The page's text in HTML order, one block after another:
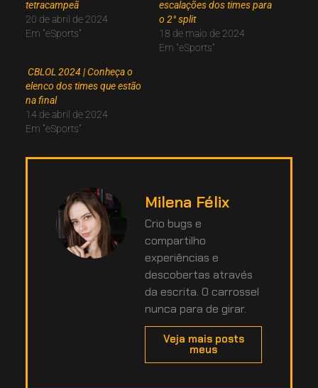
tetracampeã
20 de abril de 2024
Em "eSports"
escalações dos times para
o 2° split
18 de maio de 2024
Em "eSports"
CBLOL 2024 | Conheça o
elenco dos times que estão
na final
14 de abril de 2024
Em "eSports"
Milena Félix
Crio bugs e
compartilho
experiências e
descobertas através
da escrita. O carrossel
nunca para de girar.
Veja mais posts
meus